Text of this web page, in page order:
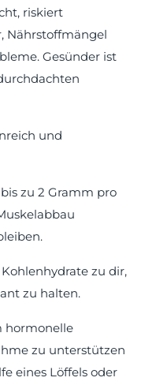
riskiert
Nährstoffmängel
Gesünder ist
und
zu 2 Gramm pro
zu dir,
zu halten.
hormonelle
zu unterstützen
eines Löffels oder